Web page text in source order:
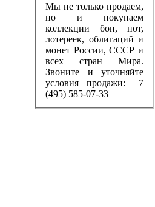
Мы не только продаем,
но и покупаем
коллекции бон, нот,
лотереек, облигаций и
монет России, СССР и
всех стран Мира.
Звоните и уточняйте
условия продажи: +7
(495) 585-07-33